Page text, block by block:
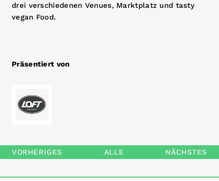
drei verschiedenen Venues, Marktplatz und tasty
vegan Food.
Präsentiert von
VORHERIGES ALLE NÄCHSTES